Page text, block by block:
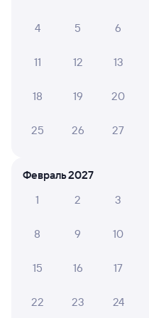
Москва
05:04
Дни следования
Купе Плацкарт
Быстрый Фирменный
104В Двухэтажный
Москва
10:40
4 5 6
11 12 13
18 19 20
25 26 27
Февраль 2027
1
2 3
8 9 10
15 16 17
22 23 24